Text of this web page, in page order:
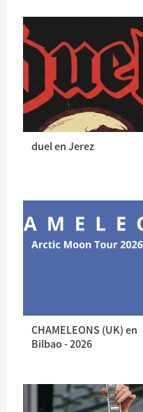
duel en Jerez
CHAMELEONS (UK) en
Bilbao - 2026